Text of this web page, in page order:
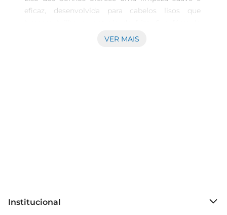
eficaz, desenvolvida para cabelos lisos que
proporciona uma sensação de maciez logo na
controlada, minimizando o surgimento de frizz e
VER MAIS
Institucional